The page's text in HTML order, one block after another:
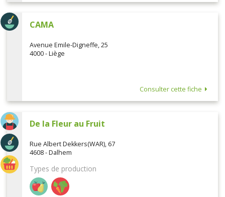
CAMA
Avenue Emile-Digneffe, 25
4000 - Liège
Consulter cette fiche
De la Fleur au Fruit
Rue Albert Dekkers(WAR), 67
4608 - Dalhem
Types de production